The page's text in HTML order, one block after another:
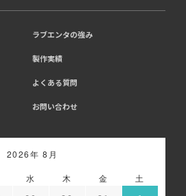
ラブエンタの強み
製作実績
よくある質問
お問い合わせ
2026年 8月
水 木 金 土